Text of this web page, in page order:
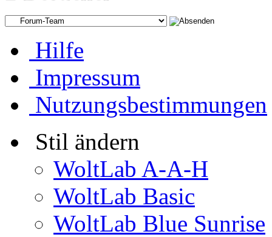
Hilfe
Impressum
Nutzungsbestimmungen
Stil ändern
WoltLab A-A-H
WoltLab Basic
WoltLab Blue Sunrise